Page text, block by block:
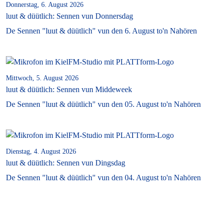
Donnerstag, 6. August 2026
luut & düütlich: Sennen vun Donnersdag
De Sennen "luut & düütlich" vun den 6. August to'n Nahören
Mittwoch, 5. August 2026
luut & düütlich: Sennen vun Middeweek
De Sennen "luut & düütlich" vun den 05. August to'n Nahören
Dienstag, 4. August 2026
luut & düütlich: Sennen vun Dingsdag
De Sennen "luut & düütlich" vun den 04. August to'n Nahören